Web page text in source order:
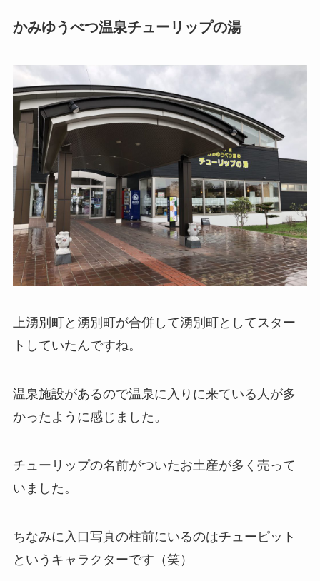
かみゆうべつ温泉チューリップの湯
上湧別町と湧別町が合併して湧別町としてスター
トしていたんですね。
温泉施設があるので温泉に入りに来ている人が多
かったように感じました。
チューリップの名前がついたお土産が多く売って
いました。
ちなみに入口写真の柱前にいるのはチューピット
というキャラクターです（笑）